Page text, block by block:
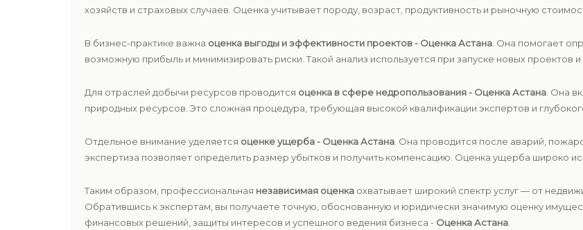
хозяйств и страховых случаев. Оценка учитывает породу, возраст, продуктивность и рыночную
В бизнес-практике важна оценка выгоды и эффективности проектов - Оценка Астана . Она помогает
возможную прибыль и минимизировать риски. Такой анализ используется при запуске новых проектов и
Для отраслей добычи ресурсов проводится оценка в сфере недропользования - Оценка Астана . Она
природных ресурсов. Это сложная процедура, требующая высокой квалификации экспертов и
Отдельное внимание уделяется оценке ущерба - Оценка Астана . Она проводится после аварий,
экспертиза позволяет определить размер убытков и получить компенсацию. Оценка ущерба широко
Таким образом, профессиональная независимая оценка охватывает широкий спектр услуг — от
Обратившись к экспертам, вы получаете точную, обоснованную и юридически значимую оценку
финансовых решений, защиты интересов и успешного ведения бизнеса - Оценка Астана